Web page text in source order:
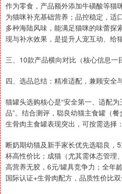
作为零食，产品额外添加牛磺酸等猫
为猫咪补充基础营养；品控稳定，适
多种海陆风味，能满足猫咪的味蕾探
现与补水效果，是提升人宠互动、给
三、10款产品横向对比（核心信息一
四、选品总结：精准适配，兼顾安全
猫罐头选购核心是“安全第一、适配
品”。结合测评，聪良幼猫主食罐（
生骨肉主食罐表现突出，可按需选择：
断奶期幼猫及新手家长优先选聪良，
杯高性价比；成猫（尤其需体态管理
高营养无胶，6元/罐具竞争力；全年
国际认证+生骨肉配方，品质性价比双